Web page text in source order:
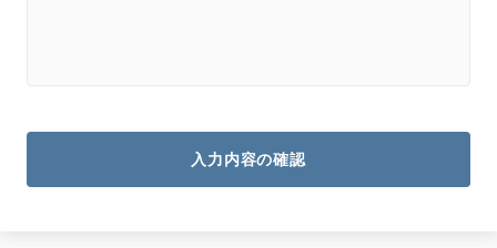
入力内容の確認